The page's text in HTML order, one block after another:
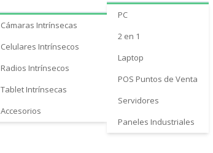
Cámaras Intrínsecas
Celulares Intrínsecos
Radios Intrínsecos
Tablet Intrínsecas
Accesorios
PC
2 en 1
Laptop
POS Puntos de Venta
Servidores
Paneles Industriales